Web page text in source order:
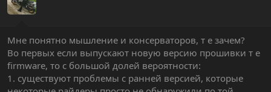
Мне понятно мышление и консерваторов, т е зачем?
Во первых если выпускают новую версию прошивки т е
firmware, то с большой долей вероятности:
1. существуют проблемы с ранней версией, которые